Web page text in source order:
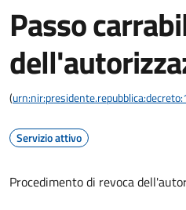
Passo
(
Servizio attivo
Procedimento di revoca